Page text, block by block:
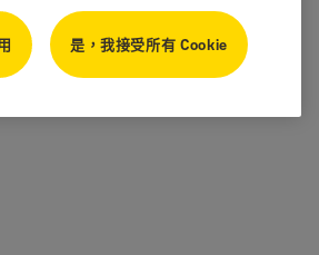
是，我接受所有 Cookie